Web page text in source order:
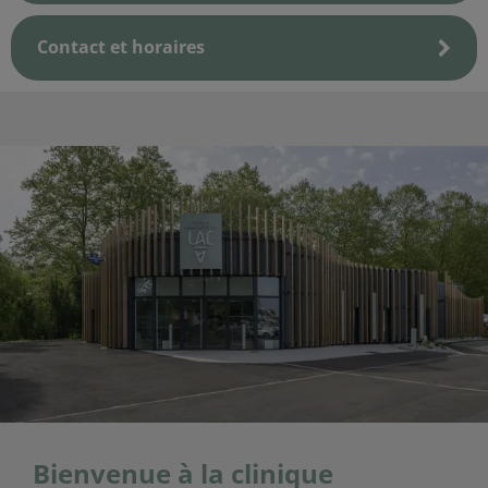
Contact et horaires
Bienvenue à la clinique